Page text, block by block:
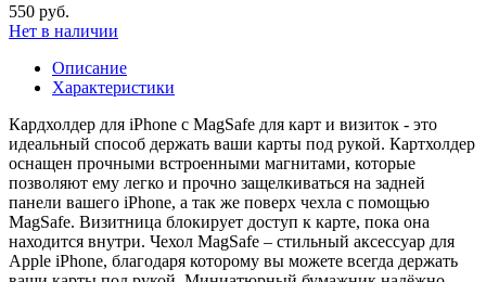
550 руб.
Нет в наличии
Описание
Характеристики
Кардхолдер для iPhone с MagSafe для карт и визиток - это
идеальный способ держать ваши карты под рукой. Картхолдер
оснащен прочными встроенными магнитами, которые
позволяют ему легко и прочно защелкиваться на задней
панели вашего iPhone, а так же поверх чехла с помощью
MagSafe. Визитница блокирует доступ к карте, пока она
находится внутри. Чехол MagSafe – стильный аксессуар для
Apple iPhone, благодаря которому вы можете всегда держать